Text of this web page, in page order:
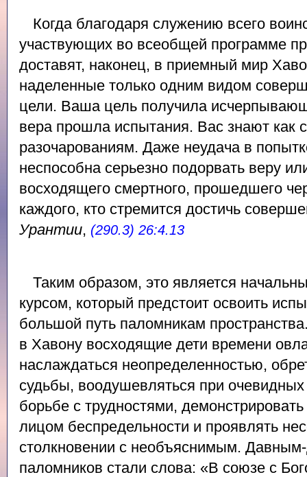
Когда благодаря служению всего
участвующих во всеобщей программе
доставят, наконец, в приемный мир
наделенные только одним видом
цели. Ваша цель получила
вера прошла испытания. Вас знают как
разочарованиям. Даже неудача в
неспособна серьезно подорвать веру
восходящего смертного, прошедшего
каждого, кто стремится достичь
Урантии, (290.3) 26:4.13
Таким образом, это является
курсом, который предстоит освоить
большой путь паломникам
в Хавону восходящие дети времени
наслаждаться неопределенностью,
судьбы, воодушевляться при
борьбе с трудностями,
лицом беспредельности и проявлять
столкновении с необъяснимым.
паломников стали слова: «В союзе с